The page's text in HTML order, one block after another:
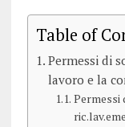
Table of
Permessi di
lavoro e la
Permessi